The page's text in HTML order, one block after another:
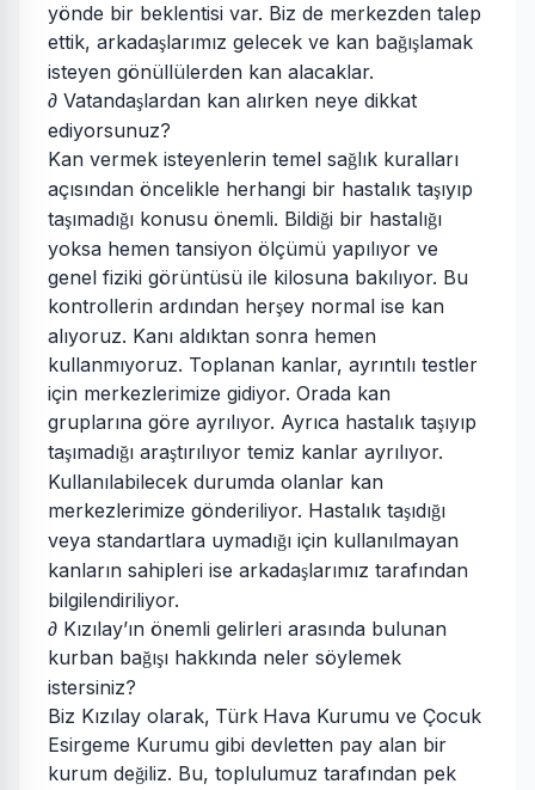
yönde bir beklentisi var. Biz de merkezden talep
ettik, arkadaşlarımız gelecek ve kan bağışlamak
isteyen gönüllülerden kan alacaklar.
∂ Vatandaşlardan kan alırken neye dikkat
ediyorsunuz?
Kan vermek isteyenlerin temel sağlık kuralları
açısından öncelikle herhangi bir hastalık taşıyıp
taşımadığı konusu önemli. Bildiği bir hastalığı
yoksa hemen tansiyon ölçümü yapılıyor ve
genel fiziki görüntüsü ile kilosuna bakılıyor. Bu
kontrollerin ardından herşey normal ise kan
alıyoruz. Kanı aldıktan sonra hemen
kullanmıyoruz. Toplanan kanlar, ayrıntılı testler
için merkezlerimize gidiyor. Orada kan
gruplarına göre ayrılıyor. Ayrıca hastalık taşıyıp
taşımadığı araştırılıyor temiz kanlar ayrılıyor.
Kullanılabilecek durumda olanlar kan
merkezlerimize gönderiliyor. Hastalık taşıdığı
veya standartlara uymadığı için kullanılmayan
kanların sahipleri ise arkadaşlarımız tarafından
bilgilendiriliyor.
∂ Kızılay’ın önemli gelirleri arasında bulunan
kurban bağışı hakkında neler söylemek
istersiniz?
Biz Kızılay olarak, Türk Hava Kurumu ve Çocuk
Esirgeme Kurumu gibi devletten pay alan bir
kurum değiliz. Bu, toplulumuz tarafından pek